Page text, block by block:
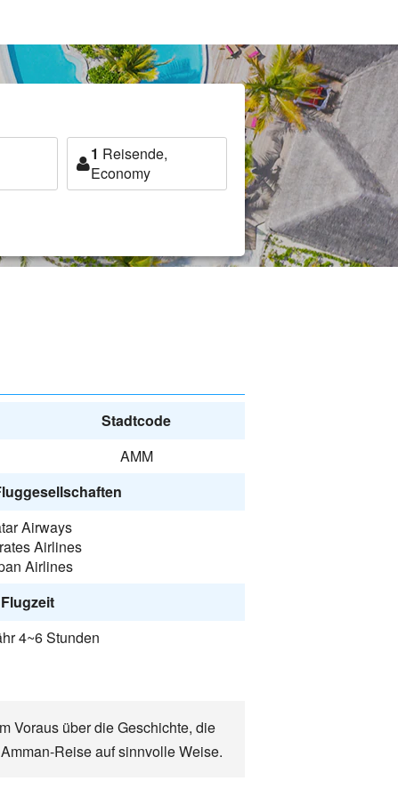
1 Reisende,
Economy
Stadtcode
AMM
Airways
Airlines
Airlines
Flugzeit
4~6 Stunden
Voraus über die Geschichte, die
Reise auf sinnvolle Weise.